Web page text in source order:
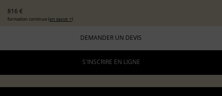
816 €
formation continue (en savoir +)
DEMANDER UN DEVIS
S'INSCRIRE EN LIGNE